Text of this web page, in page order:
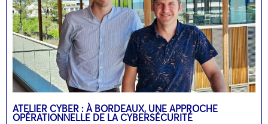
ATELIER CYBER : À BORDEAUX, UNE APPROCHE
OPÉRATIONNELLE DE LA CYBERSÉCURITÉ